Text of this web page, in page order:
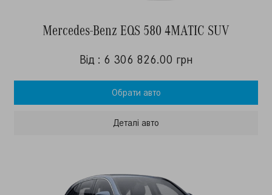
Mercedes-Benz EQS 580 4MATIC SUV
Від : 6 306 826.00 грн
Обрати авто
Деталi авто